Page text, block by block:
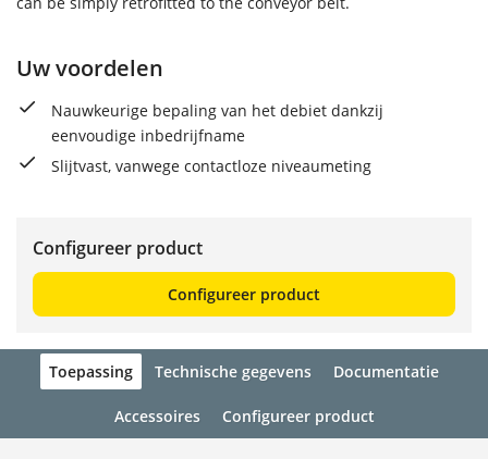
Uw voordelen
Nauwkeurige bepaling van het debiet dankzij
eenvoudige inbedrijfname
Slijtvast, vanwege contactloze niveaumeting
Configureer product
Configureer product
Toepassing Technische gegevens Documentatie
Accessoires Configureer product